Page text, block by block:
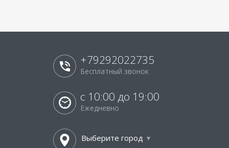
+79292022735
Бесплатный звонок
с 10:00 до 19:00
Ежедневно
Выберите город